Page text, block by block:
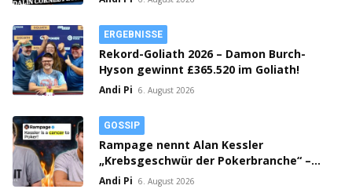
ERGEBNISSE
Rekord-Goliath 2026 – Damon Burch-
Hyson gewinnt £365.520 im Goliath!
Andi Pi 6. August 2026
GOSSIP
Rampage nennt Alan Kessler
„Krebsgeschwür der Pokerbranche“ –
Streit auf X eskaliert!
Andi Pi 6. August 2026